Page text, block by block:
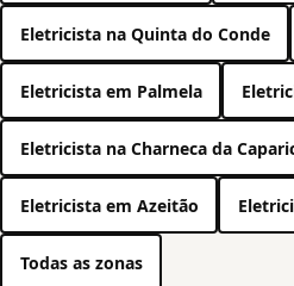
Eletricista na Quinta do Conde
Eletricista em Palmela
Eletricista na Charneca da
Eletricista em Azeitão
Todas as zonas